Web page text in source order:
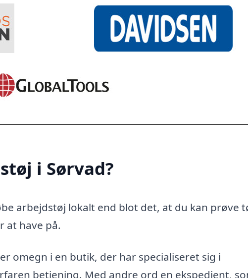
i Sørvad?
arbejdstøj lokalt end blot det, at du kan prøve
at have på.
omegn i en butik, der har specialiseret sig i
betjening. Med andre ord en ekspedient,